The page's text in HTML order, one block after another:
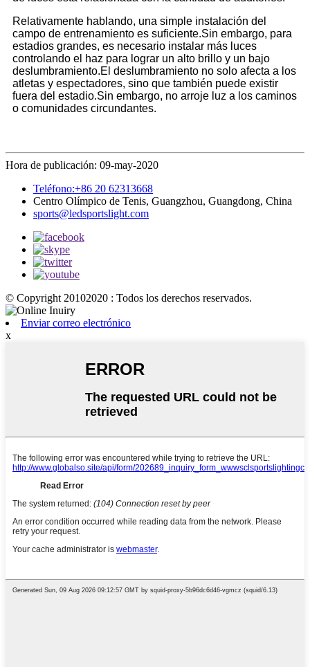
Relativamente hablando, una simple instalación del
campo de entrenamiento es suficiente.Sin embargo, para
estadios grandes, es necesario instalar más luces
controlando el haz para lograr un alto brillo y un bajo
deslumbramiento.El deslumbramiento no solo afecta a los
atletas y espectadores, sino que también puede existir
fuera del estadio.Sin embargo, no arroje luz a los caminos
o comunidades circundantes.
Hora de publicación: 09-may-2020
Teléfono:+86 20 62313668
Centro Olímpico de Tenis, Guangzhou, Guangdong, China
sports@ledsportslight.com
© Copyright 20102020 : Todos los derechos reservados.
Enviar correo electrónico
x